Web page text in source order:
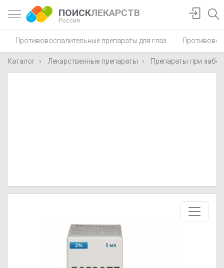
ПОИСКЛЕКАРСТВ
Россия
Противовоспалительные препараты для глаз
Каталог Лекарственные препараты Препараты при